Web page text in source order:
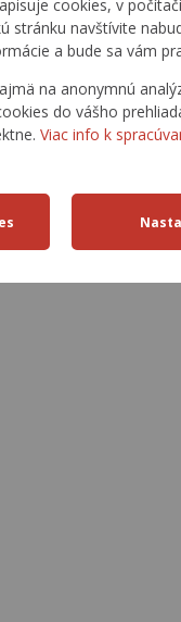
cookies, v
stránku navštívite
a bude sa vám
na anonymnú
do vášho
Viac info k